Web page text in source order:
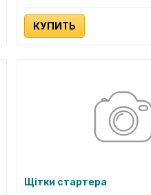
КУПИТЬ
Щітки стартера